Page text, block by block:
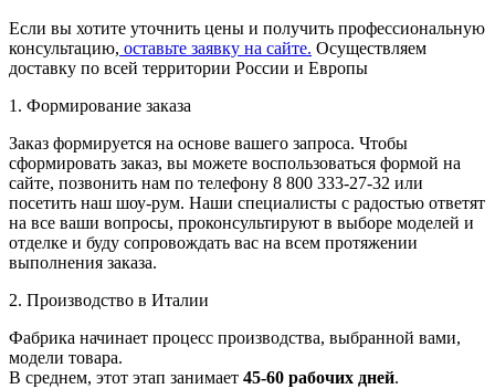
Если вы хотите уточнить цены и получить профессиональную
консультацию, оставьте заявку на сайте. Осуществляем
доставку по всей территории России и Европы
1. Формирование заказа
Заказ формируется на основе вашего запроса. Чтобы
сформировать заказ, вы можете воспользоваться формой на
сайте, позвонить нам по телефону 8 800 333-27-32 или
посетить наш шоу-рум. Наши специалисты с радостью ответят
на все ваши вопросы, проконсультируют в выборе моделей и
отделке и буду сопровождать вас на всем протяжении
выполнения заказа.
2. Производство в Италии
Фабрика начинает процесс производства, выбранной вами,
модели товара.
В среднем, этот этап занимает 45-60 рабочих дней.